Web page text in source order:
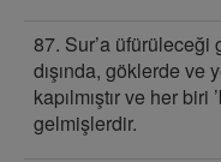
87. Sur’a üfürüleceği
dışında, göklerde ve
kapılmıştır ve her
gelmişlerdir.